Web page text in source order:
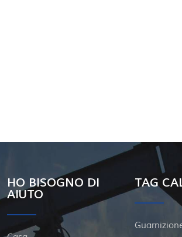
HO BISOGNO DI
AIUTO
TAG